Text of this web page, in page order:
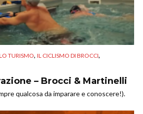
TURISMO, IL CICLISMO DI BROCCI,
– Brocci & Martinelli
qualcosa da imparare e conoscere!).